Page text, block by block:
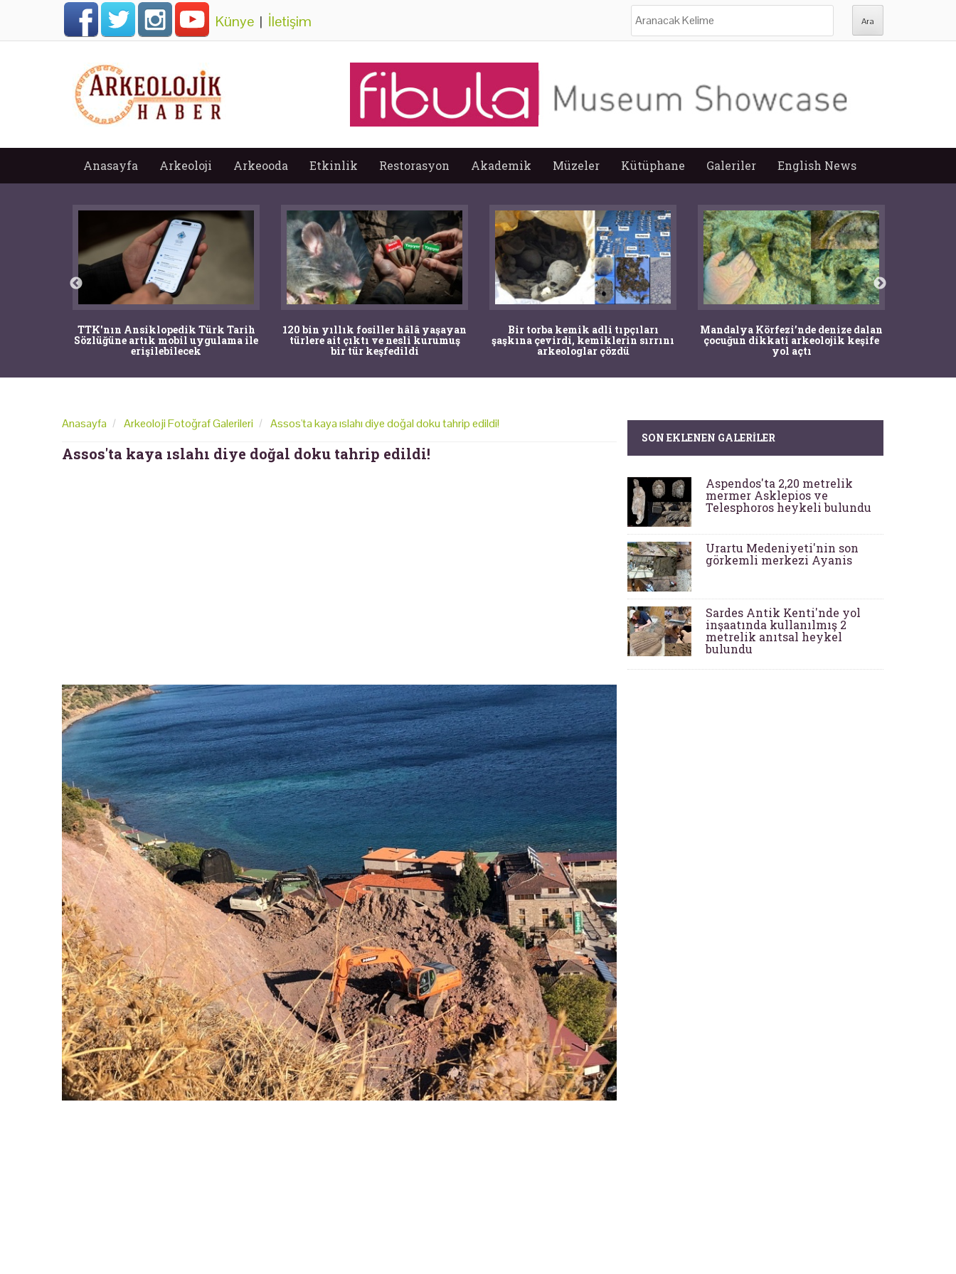
Künye | İletişim
Anasayfa Arkeoloji Arkeooda Etkinlik Restorasyon Akademik Müzeler Kütüphane Galeriler English News
TTK'nın Ansiklopedik Türk Tarih
Sözlüğüne artık mobil uygulama ile
erişilebilecek
120 bin yıllık fosiller hâlâ yaşayan
türlere ait çıktı ve nesli kurumuş
bir tür keşfedildi
Bir torba kemik adli tıpçıları
şaşkına çevirdi, kemiklerin sırrını
arkeologlar çözdü
Mandalya Körfezi’nde denize dalan
çocuğun dikkati arkeolojik keşife
yol açtı
Anasayfa Arkeoloji Fotoğraf Galerileri Assos'ta kaya ıslahı diye doğal doku tahrip edildi!
Assos'ta kaya ıslahı diye doğal doku tahrip edildi!
SON EKLENEN GALERILER
Aspendos'ta 2,20 metrelik
mermer Asklepios ve
Telesphoros heykeli bulundu
Urartu Medeniyeti'nin son
görkemli merkezi Ayanis
Sardes Antik Kenti'nde yol
inşaatında kullanılmış 2
metrelik anıtsal heykel
bulundu